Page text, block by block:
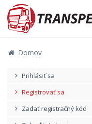
Domov
Prihlásiť sa
Registrovať sa
Zadať registračný kód